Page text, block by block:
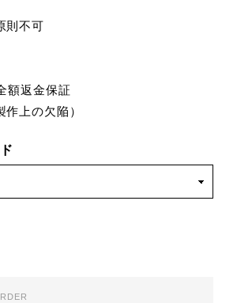
則不可
額返金保証
作上の欠陥）